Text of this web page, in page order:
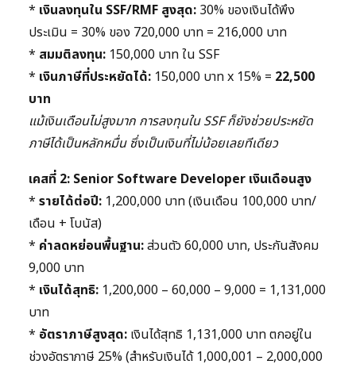
* เงินลงทุนใน SSF/RMF สูงสุด: 30% ของเงินได้พึง
ประเมิน = 30% ของ 720,000 บาท = 216,000 บาท
* สมมติลงทุน: 150,000 บาท ใน SSF
* เงินภาษีที่ประหยัดได้: 150,000 บาท x 15% = 22,500
บาท
แม้เงินเดือนไม่สูงมาก การลงทุนใน SSF ก็ยังช่วยประหยัด
ภาษีได้เป็นหลักหมื่น ซึ่งเป็นเงินที่ไม่น้อยเลยทีเดียว
เคสที่ 2: Senior Software Developer เงินเดือนสูง
* รายได้ต่อปี: 1,200,000 บาท (เงินเดือน 100,000 บาท/
เดือน + โบนัส)
* ค่าลดหย่อนพื้นฐาน:ส่วนตัว 60,000 บาท, ประกันสังคม
9,000 บาท
* เงินได้สุทธิ: 1,200,000 – 60,000 – 9,000 = 1,131,000
บาท
* อัตราภาษีสูงสุด: เงินได้สุทธิ 1,131,000 บาท ตกอยู่ใน
ช่วงอัตราภาษี 25% (สำหรับเงินได้ 1,000,001 – 2,000,000